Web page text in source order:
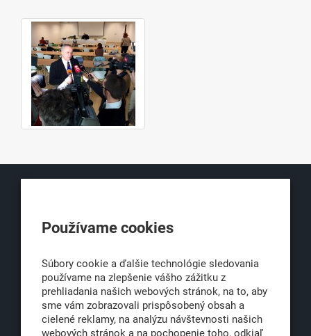
Obchodná 6
office@klub500.sk
Používame cookies
Súbory cookie a ďalšie technológie sledovania
používame na zlepšenie vášho zážitku z
prehliadania našich webových stránok, na to, aby
sme vám zobrazovali prispôsobený obsah a
cielené reklamy, na analýzu návštevnosti našich
webových stránok a na pochopenie toho, odkiaľ